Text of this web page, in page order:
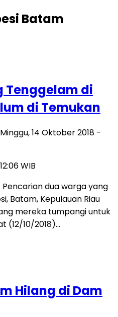
Batam
Tenggelam di
di Temukan
14 Oktober 2018 -
WIB
dua warga yang
Batam, Kepulauan Riau
mereka tumpangi untuk
(12/10/2018)…
Hilang di Dam